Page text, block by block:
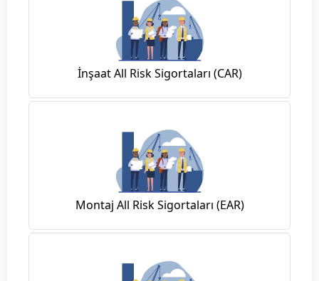
İnşaat All Risk Sigortaları (CAR)
Montaj All Risk Sigortaları (EAR)